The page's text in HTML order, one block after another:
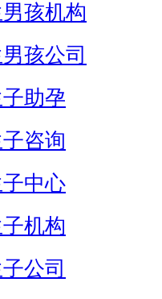
孩机构
孩公司
助孕
咨询
中心
机构
公司